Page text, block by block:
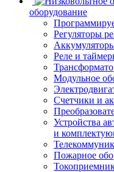
оборудование
Регуляторы
Реле и
Модульное
Счетчики и
Устройства
и
Пожарное